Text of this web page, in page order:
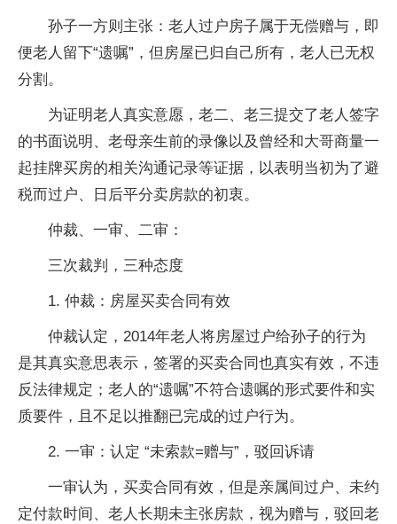
孙子一方则主张：老人过户房子属于无偿赠与，即
便老人留下“遗嘱”，但房屋已归自己所有，老人已无权
分割。
为证明老人真实意愿，老二、老三提交了老人签字
的书面说明、老母亲生前的录像以及曾经和大哥商量一
起挂牌买房的相关沟通记录等证据，以表明当初为了避
税而过户、日后平分卖房款的初衷。
仲裁、一审、二审：
三次裁判，三种态度
1. 仲裁：房屋买卖合同有效
仲裁认定，2014年老人将房屋过户给孙子的行为
是其真实意思表示，签署的买卖合同也真实有效，不违
反法律规定；老人的“遗嘱”不符合遗嘱的形式要件和实
质要件，且不足以推翻已完成的过户行为。
2. 一审：认定 “未索款=赠与”，驳回诉请
一审认为，买卖合同有效，但是亲属间过户、未约
定付款时间、老人长期未主张房款，视为赠与，驳回老